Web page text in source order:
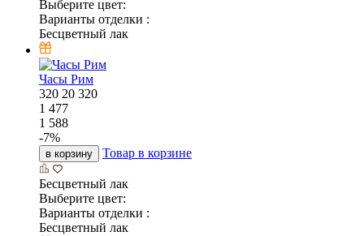
Выберите цвет:
Варианты отделки :
Бесцветный лак
Часы Рим
320 20 320
1 477
1 588
-7%
в корзину Товар в корзине
Бесцветный лак
Выберите цвет:
Варианты отделки :
Бесцветный лак